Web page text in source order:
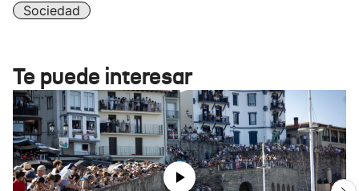
Sociedad
Te puede interesar